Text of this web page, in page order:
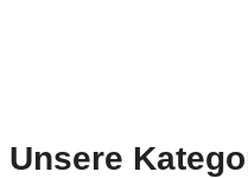
Unsere